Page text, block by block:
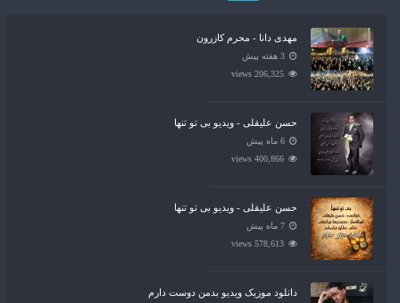
مهدی دانا - محرم کازرون
3 هفته پیش
206,325 views
حسن علیقلی - ویدیو بی تو تنها
6 ماه پیش
400,866 views
حسن علیقلی - ویدیو بی تو تنها
7 ماه پیش
578,613 views
دانلود موزیک ویدیو بدمن دوست دارم